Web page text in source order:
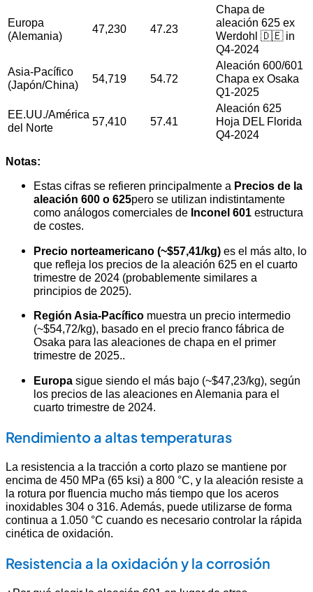
Europa
(Alemania)
47,230 47.23
Chapa de
aleación 625 ex
Werdohl 🇩🇪 in
Q4-2024
Asia-Pacífico
(Japón/China)
54,719 54.72
Aleación 600/601
Chapa ex Osaka
Q1-2025
EE.UU./América
del Norte
57,410 57.41
Aleación 625
Hoja DEL Florida
Q4-2024
Notas:
Estas cifras se refieren principalmente a Precios de la
aleación 600 o 625pero se utilizan indistintamente
como análogos comerciales de Inconel 601 estructura
de costes.
Precio norteamericano (~$57,41/kg) es el más alto, lo
que refleja los precios de la aleación 625 en el cuarto
trimestre de 2024 (probablemente similares a
principios de 2025).
Región Asia-Pacífico muestra un precio intermedio
(~$54,72/kg), basado en el precio franco fábrica de
Osaka para las aleaciones de chapa en el primer
trimestre de 2025..
Europa sigue siendo el más bajo (~$47,23/kg), según
los precios de las aleaciones en Alemania para el
cuarto trimestre de 2024.
Rendimiento a altas temperaturas
La resistencia a la tracción a corto plazo se mantiene por
encima de 450 MPa (65 ksi) a 800 °C, y la aleación resiste a
la rotura por fluencia mucho más tiempo que los aceros
inoxidables 304 o 316. Además, puede utilizarse de forma
continua a 1.050 °C cuando es necesario controlar la rápida
cinética de oxidación.
Resistencia a la oxidación y la corrosión